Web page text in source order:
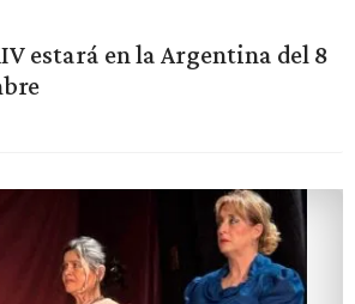
estará en la Argentina del 8